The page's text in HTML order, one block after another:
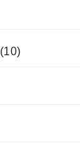
(10)